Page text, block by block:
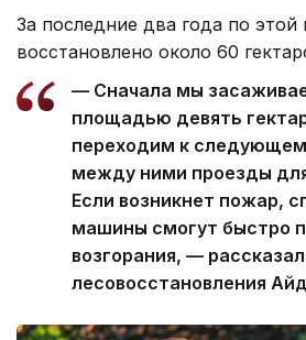
За последние два года по этой
восстановлено около 60
— Сначала мы
площадью девять
переходим к
между ними проезды
Если возникнет пожар,
машины смогут быстро
возгорания, —
лесовосстановления